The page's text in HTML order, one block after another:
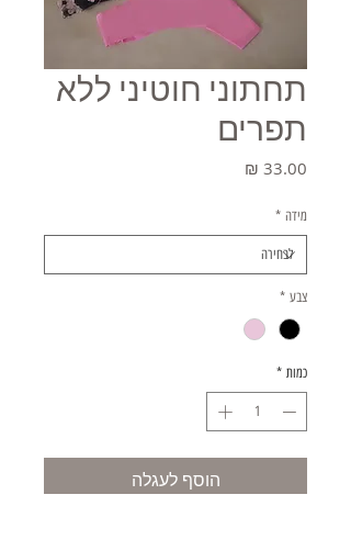
תחתוני חוטיני ללא
תפרים
מידה *
צבע *
כמות *
הוסף לעגלה